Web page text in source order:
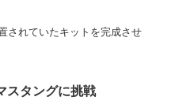
されていたキットを完成させ
スタングに挑戦